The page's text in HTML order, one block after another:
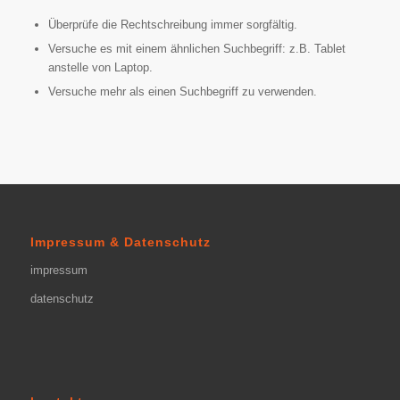
Überprüfe die Rechtschreibung immer sorgfältig.
Versuche es mit einem ähnlichen Suchbegriff: z.B. Tablet
anstelle von Laptop.
Versuche mehr als einen Suchbegriff zu verwenden.
Impressum & Datenschutz
impressum
datenschutz